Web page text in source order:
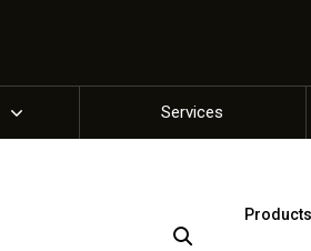
Services